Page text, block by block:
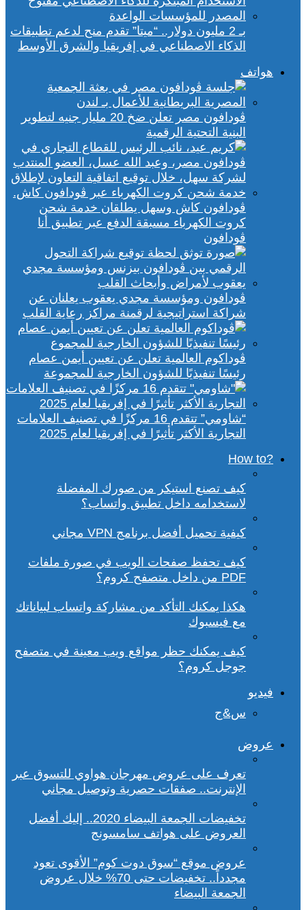
بـ 2 مليون دولار.. “ميتا” تقدم منح لدعم تطبيقات
الذكاء الاصطناعي في إفريقيا والشرق الأوسط
هواتف
ڤودافون مصر تعلن ضخ 20 مليار جنيه لتطوير
البنية التحتية الرقمية
ڤودافون كاش وسهل يطلقان خدمة شحن
كروت الكهرباء مسبقة الدفع عبر تطبيق أنا
ڤودافون
ڤودافون ومؤسسة مجدي يعقوب يعلنان عن
شراكة استراتيجية لرقمنة مراكز رعاية القلب
ڤوداكوم العالمية تعلن عن تعيين أيمن عصام
رئيسًا تنفيذيًا للشؤون الخارجية للمجموعة
“شاومي” تتقدم 16 مركزًا في تصنيف العلامات
التجارية الأكثر تأثيرًا في إفريقيا لعام 2025
?How to
كيف تصنع استيكر من صورك المفضلة
لاستخدامه داخل تطبيق واتساب؟
كيفية تحميل أفضل برنامج VPN مجاني
كيف تحفظ صفحات الويب في صورة ملفات
PDF من داخل متصفح كروم؟
هكذا يمكنك التأكد من مشاركة واتساب لبياناتك
مع فيسبوك
كيف يمكنك حظر مواقع ويب معينة في متصفح
جوجل كروم؟
فيديو
س&ج
عروض
تعرف على عروض مهرجان هواوي للتسوق عبر
الإنترنت.. صفقات حصرية وتوصيل مجاني
تخفيضات الجمعة البيضاء 2020.. إليك أفضل
العروض على هواتف سامسونج
عروض موقع “سوق دوت كوم” الأقوى تعود
مجدداً.. تخفيضات حتى 70% خلال عروض
الجمعة البيضاء